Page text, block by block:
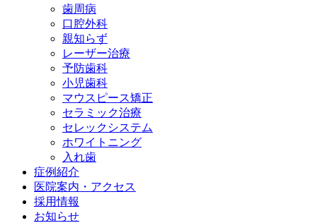
歯周病
口腔外科
親知らず
レーザー治療
予防歯科
小児歯科
マウスピース矯正
セラミック治療
セレックシステム
ホワイトニング
入れ歯
症例紹介
医院案内・アクセス
採用情報
お知らせ